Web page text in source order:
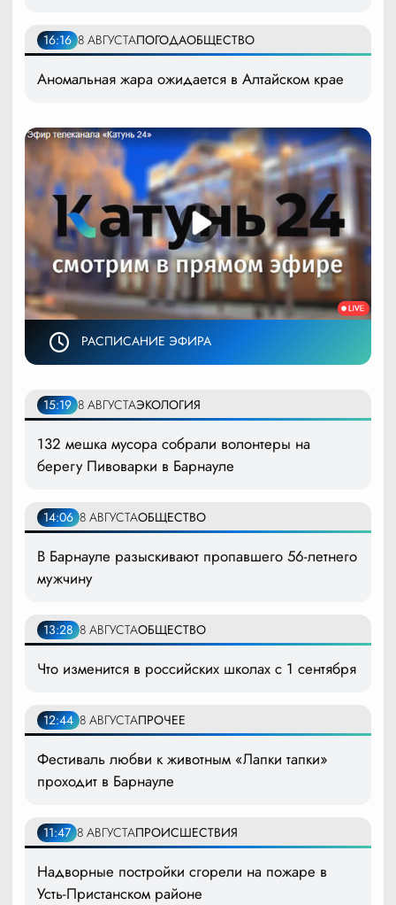
16:16 8 АВГУСТАПОГОДАОБЩЕСТВО
Аномальная жара ожидается в Алтайском крае
РАСПИСАНИЕ ЭФИРА
15:19 8 АВГУСТАЭКОЛОГИЯ
132 мешка мусора собрали волонтеры на
берегу Пивоварки в Барнауле
14:06 8 АВГУСТАОБЩЕСТВО
В Барнауле разыскивают пропавшего 56-летнего
мужчину
13:28 8 АВГУСТАОБЩЕСТВО
Что изменится в российских школах с 1 сентября
12:44 8 АВГУСТАПРОЧЕЕ
Фестиваль любви к животным «Лапки тапки»
проходит в Барнауле
11:47 8 АВГУСТАПРОИСШЕСТВИЯ
Надворные постройки сгорели на пожаре в
Усть-Пристанском районе